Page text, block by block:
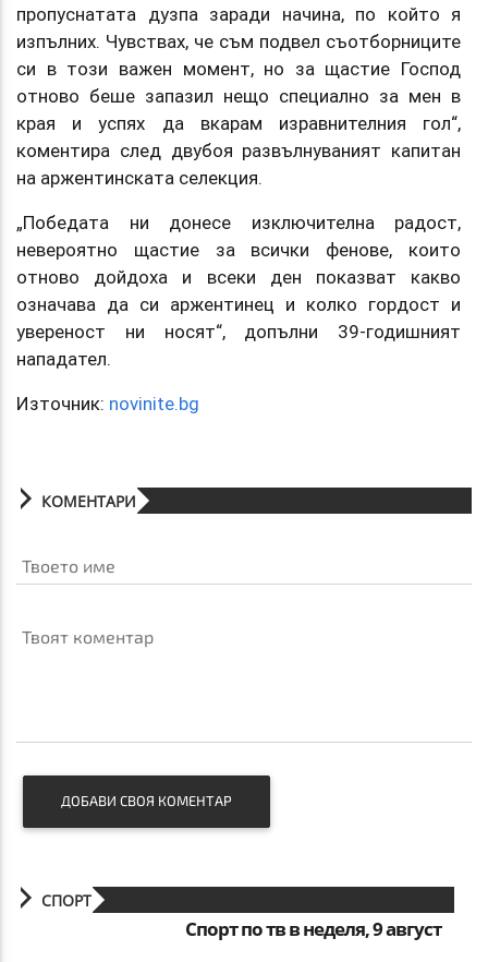
пропуснатата дузпа заради начина, по който я
изпълних. Чувствах, че съм подвел съотборниците
си в този важен момент, но за щастие Господ
отново беше запазил нещо специално за мен в
края и успях да вкарам изравнителния гол“,
коментира след двубоя развълнуваният капитан
на аржентинската селекция.
„Победата ни донесе изключителна радост,
невероятно щастие за всички фенове, които
отново дойдоха и всеки ден показват какво
означава да си аржентинец и колко гордост и
увереност ни носят“, допълни 39-годишният
нападател.
Източник: novinite.bg
КОМЕНТАРИ
Твоето име
Твоят коментар
ДОБАВИ СВОЯ КОМЕНТАР
СПОРТ
Спорт по тв в неделя, 9 август